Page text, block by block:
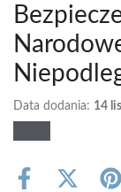
Data dodania: 14
Share
Share